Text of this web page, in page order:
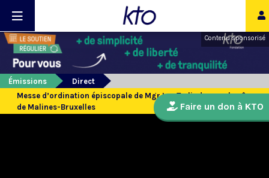
Contenu sponsorisé
Émissions
Direct
Messe d’ordination épiscopale de Mgr Luc Terlinden, archevêque
de Malines-Bruxelles
Faire un don à KTO